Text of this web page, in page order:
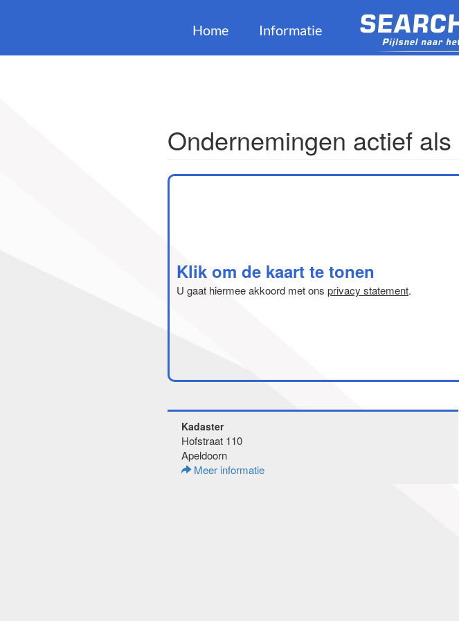
Home Informatie
Ondernemingen actief als
Klik om de kaart te tonen
U gaat hiermee akkoord met ons privacy statement.
Kadaster
Hofstraat 110
Apeldoorn
Meer informatie